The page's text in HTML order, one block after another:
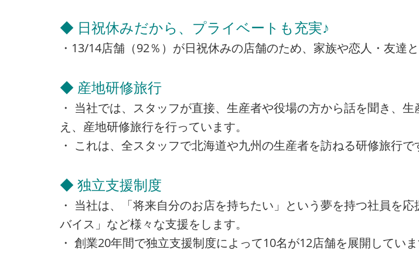
◆ 日祝休みだから、プライベートも充実♪
・13/14店舗（92％）が日祝休みの店舗のため、家族や恋人・友達
◆ 産地研修旅行
・ 当社では、スタッフが直接、生産者や役場の方から話を聞き、
え、産地研修旅行を行っています。
・ これは、全スタッフで北海道や九州の生産者を訪ねる研修旅行で
◆ 独立支援制度
・ 当社は、「将来自分のお店を持ちたい」という夢を持つ社員を
バイス」など様々な支援をします。
・ 創業20年間で独立支援制度によって10名が12店舗を展開していま